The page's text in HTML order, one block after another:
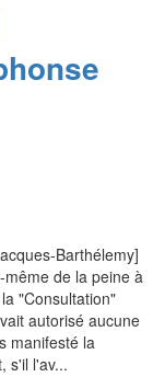
Barthélemy]
de la peine à
"Consultation"
autorisé aucune
manifesté la
s'il l'av...